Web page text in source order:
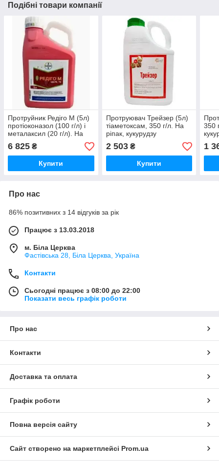
Подібні товари компанії
Протруйник Редіго М (5л)
протіоконазол (100 г/л) і
металаксил (20 г/л). На
кукурудзу, сою, горох
6 825 ₴
Купити
Протруювач Трейзер (5л)
тіаметоксам, 350 г/л. На
ріпак, кукурудзу
2 503₴
Купити
350
1
Про нас
86% позитивних з 14 відгуків за рік
Працює з 13.03.2018
м. Біла Церква
Фастівська 28, Біла Церква, Україна
Контакти
Сьогодні працює з 08:00 до 22:00
Показати весь графік роботи
Про нас
Контакти
Доставка та оплата
Графік роботи
Повна версія сайту
Сайт створено на маркетплейсі Prom.ua